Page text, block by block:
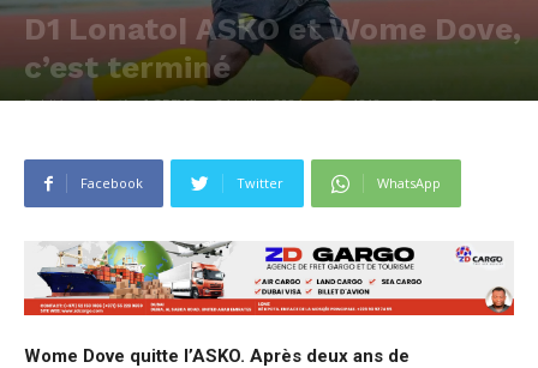
D1 Lonato| ASKO et Wome Dove,
c’est terminé
Publié par Justin AGBEVO - 24 juillet 2024 1218 0
Facebook Twitter WhatsApp
Wome Dove quitte l’ASKO. Après deux ans de